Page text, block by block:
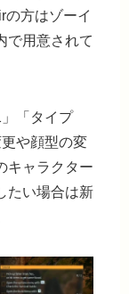
方はゾーイ
で用意されて
」「タイプ
や顔型の変
キャラクター
たい場合は新